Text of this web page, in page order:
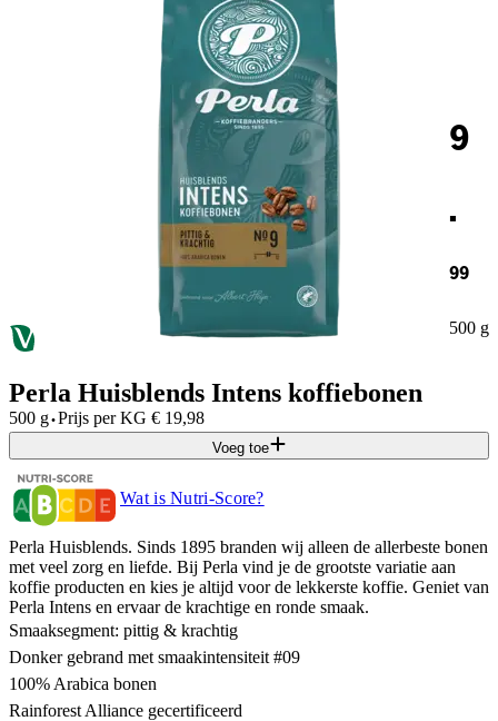
9
.
99
500 g
Perla Huisblends Intens koffiebonen
500 g·Prijs per KG € 19,98
Voeg toe
Wat is Nutri-Score?
Perla Huisblends. Sinds 1895 branden wij alleen de allerbeste bonen
met veel zorg en liefde. Bij Perla vind je de grootste variatie aan
koffie producten en kies je altijd voor de lekkerste koffie. Geniet van
Perla Intens en ervaar de krachtige en ronde smaak.
Smaaksegment: pittig & krachtig
Donker gebrand met smaakintensiteit #09
100% Arabica bonen
Rainforest Alliance gecertificeerd